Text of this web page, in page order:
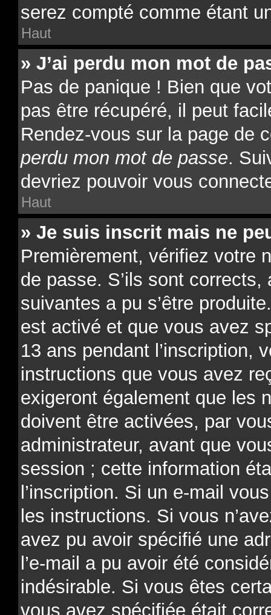
serez compté comme étant
Haut
» J’ai perdu mon mot de
Pas de panique ! Bien que
pas être récupéré, il peut
Rendez-vous sur la page de
perdu mon mot de passe.
devriez pouvoir vous
Haut
» Je suis inscrit mais ne
Premièrement, vérifiez votre
de passe. S’ils sont
suivantes a pu s’être
est activé et que vous avez
13 ans pendant l’inscription,
instructions que vous avez
exigeront également que les
doivent être activées, par
administrateur, avant que
session ; cette information
l’inscription. Si un e-mail
les instructions. Si vous
avez pu avoir spécifié une
l’e-mail a pu avoir été
indésirable. Si vous êtes
vous avez spécifiée était